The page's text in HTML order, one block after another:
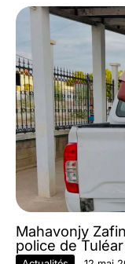
Mahavonjy
police de Tuléar